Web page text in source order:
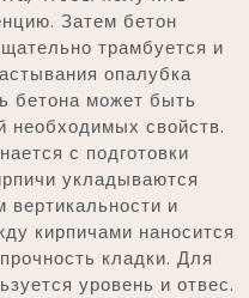
Затем бетон
трамбуется и
опалубка
бетона может быть
необходимых свойств.
с подготовки
укладываются
и
кирпичами наносится
кладки. Для
уровень и отвес.